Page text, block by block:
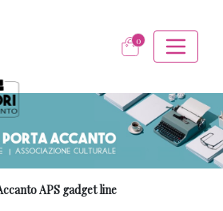
0
APS gadget line